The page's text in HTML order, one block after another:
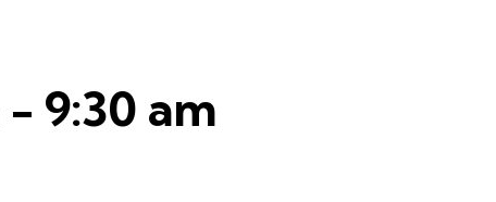
- 9:30 am